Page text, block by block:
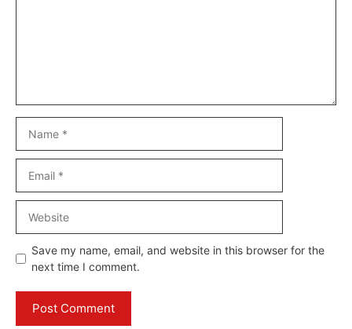
Save my name, email, and website in this browser for the
next time I comment.